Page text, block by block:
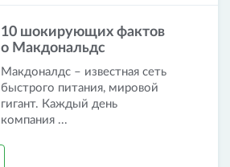
10 шокирующих фактов
о Макдональдс
Макдоналдс – известная сеть
быстрого питания, мировой
гигант. Каждый день
компания ...